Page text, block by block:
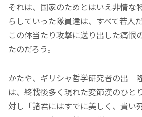
それは、国家のためとはいえ非情な
らしていった隊員達は、すべて若人
この体当たり攻撃に送り出した痛恨
たのだろう。
かたや、ギリシャ哲学研究者の出
は、終戦後多く現れた変節漢のひと
対し「諸君にはすでに美しく、貴い